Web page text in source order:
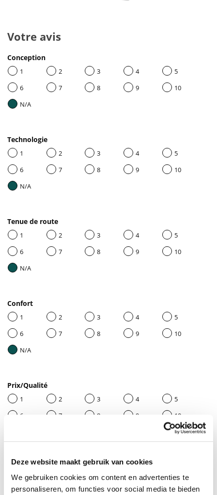
Deze website maakt gebruik van cookies
We gebruiken cookies om content en advertenties te
personaliseren, om functies voor social media te bieden
Votre avis
Conception
1 2 3 4
5
6
7 8 9
10
N/A
Technologie
1 2 3 4
5
6
7 8 9
10
N/A
Tenue de route
1 2 3 4
5
6
7 8 9
10
N/A
Confort
1 2 3 4
5
6
7 8 9
10
N/A
Prix/Qualité
1 2 3 4
5
6
7 8 9
10